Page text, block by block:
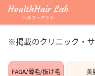
※掲載のクリニック・サ
FAGA/薄毛/抜け毛 美
HealthHair Lab
ヘルスヘアラボ